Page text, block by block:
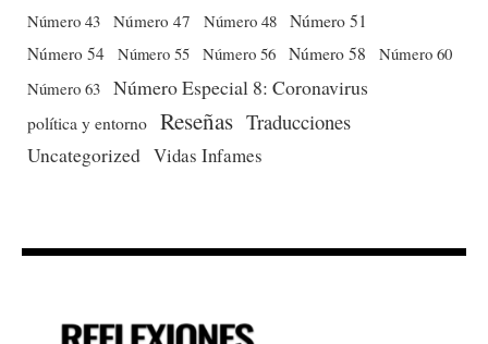
Número 43 Número 47 Número 48 Número 51
Número 54 Número 55 Número 56 Número 58
Número 60
Número 63 Número Especial 8: Coronavirus
política y entorno Reseñas Traducciones
Uncategorized Vidas Infames